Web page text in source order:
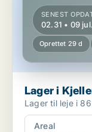
SENEST
02.31 • 09 jul.
Oprettet 29 d
Lager i
Lager til leje i
Areal